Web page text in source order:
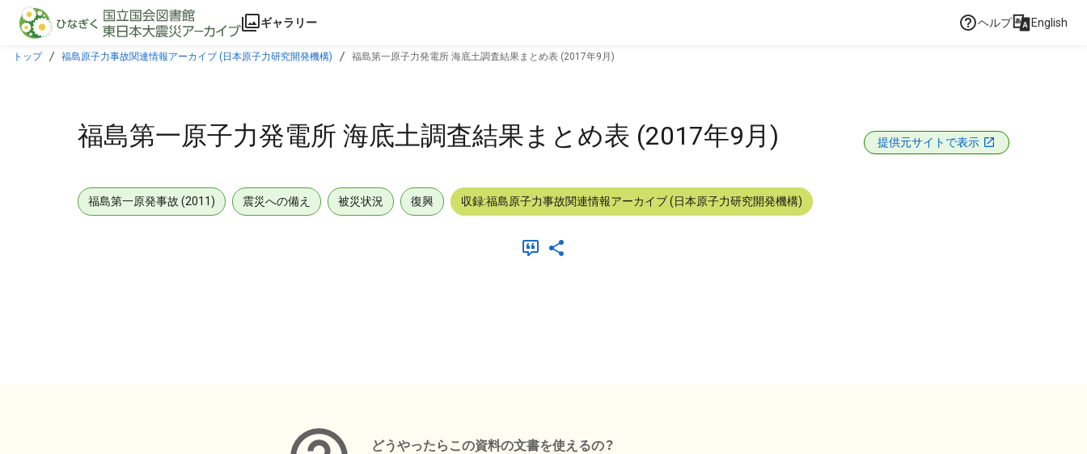
本文に飛ぶ
ギャラリー ヘルプ English
トップ 福島原子力事故関連情報アーカイブ (日本原子力研究開発機構) 福島第一原子力発電所 海底土調査結果まとめ表 (2017年9月)
福島第一原子力発電所 海底土調査結果まとめ表 (2017年9月) 提供元サイトで表示
福島第一原発事故 (2011) 震災への備え 被災状況 復興 収録:福島原子力事故関連情報アーカイブ (日本原子力研究開発機構)
どうやったらこの資料の文書を使えるの？